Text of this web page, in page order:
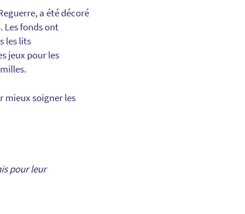
a été décoré
Les fonds ont
les lits
jeux pour les
mieux soigner les
pour leur